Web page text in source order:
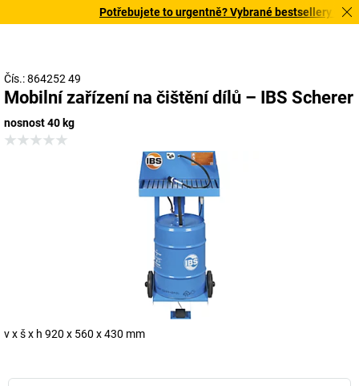
Potřebujete to urgentně? Vybrané bestsellery
Čís.: 864252 49
Mobilní zařízení na čištění dílů – IBS Scherer
nosnost 40 kg
v x š x h 920 x 560 x 430 mm